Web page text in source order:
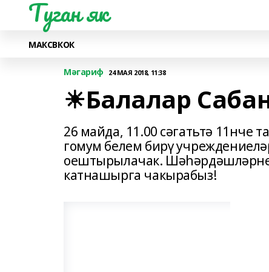
Туган як
МАКСВКОК
Мәгариф 24 МАЯ 2018, 11:38
☀Балалар
26 майда, 11.00 сәгатьтә 11нче
гомум белем бирү
оештырылачак.
катнашырга чакырабыз!